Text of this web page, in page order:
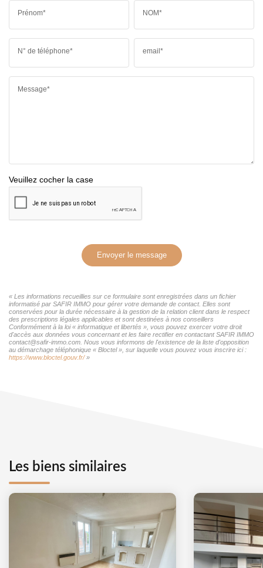
Prénom* NOM*
N° de téléphone* email*
Message*
Veuillez cocher la case
Envoyer le message
« Les informations recueillies sur ce formulaire sont enregistrées dans un fichier
informatisé par SAFIR IMMO pour gérer votre demande de contact. Elles sont
conservées pour la durée nécessaire à la gestion de la relation client dans le respect
des prescriptions légales applicables et sont destinées à nos conseillers
Conformément à la loi « informatique et libertés », vous pouvez exercer votre droit
d'accès aux données vous concernant et les faire rectifier en contactant SAFIR IMMO
contact@safir-immo.com. Nous vous informons de l'existence de la liste d'opposition
au démarchage téléphonique « Bloctel », sur laquelle vous pouvez vous inscrire ici :
https://www.bloctel.gouv.fr/»
Les biens similaires